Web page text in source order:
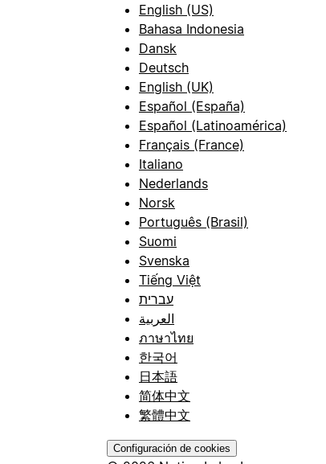
English (US)
Bahasa Indonesia
Dansk
Deutsch
English (UK)
Español (España)
Español (Latinoamérica)
Français (France)
Italiano
Nederlands
Norsk
Português (Brasil)
Suomi
Svenska
Tiếng Việt
עברית
العربية
ภาษาไทย
한국어
日本語
简体中文
繁體中文
Configuración de cookies